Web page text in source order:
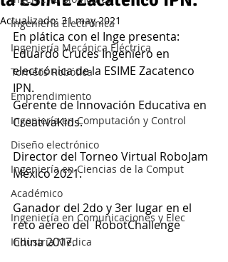
Ingeniería Electrónica
Ingeniería Mecánica Eléctrica
Torneos Robótica
Emprendimiento
Ingeniería en Computación y Control
Diseño electrónico
Ingeniería en Ciencias de la Comput
Académico
Ingeniería en Comunicaciones y Elec
Industria Medica
Actualizado: 31 may 2021
En plática con el Inge presenta:
Eduardo Cruces Ingeniero en
electrónica de la ESIME Zacatenco
IPN.
Gerente de Innovación Educativa en
CreativaKids.
Director del Torneo Virtual RoboJam
México 2021.
Ganador del 2do y 3er lugar en el
reto aéreo del  RobotChallenge
China 2017.